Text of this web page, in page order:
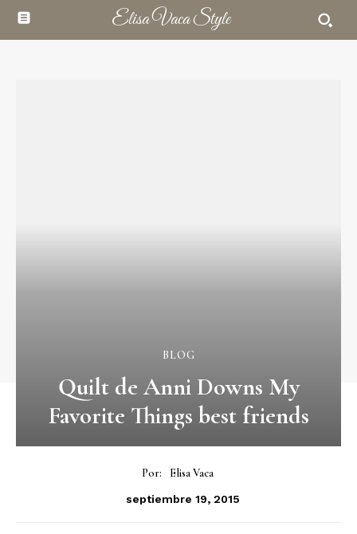
Elisa Vaca Style
BLOG
Quilt de Anni Downs My
Favorite Things best friends
Por: Elisa Vaca
septiembre 19, 2015